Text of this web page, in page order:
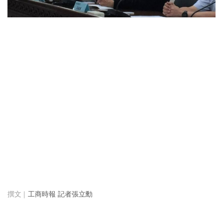
工商時報 記者張立勳